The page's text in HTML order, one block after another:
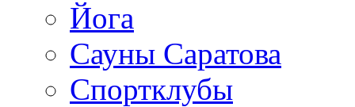
Йога
Сауны Саратова
Спортклубы